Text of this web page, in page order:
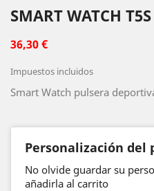
SMART WATCH T5S
36,30 €
Impuestos incluidos
Smart Watch pulsera
Personalización del
No olvide guardar su
añadirla al carrito